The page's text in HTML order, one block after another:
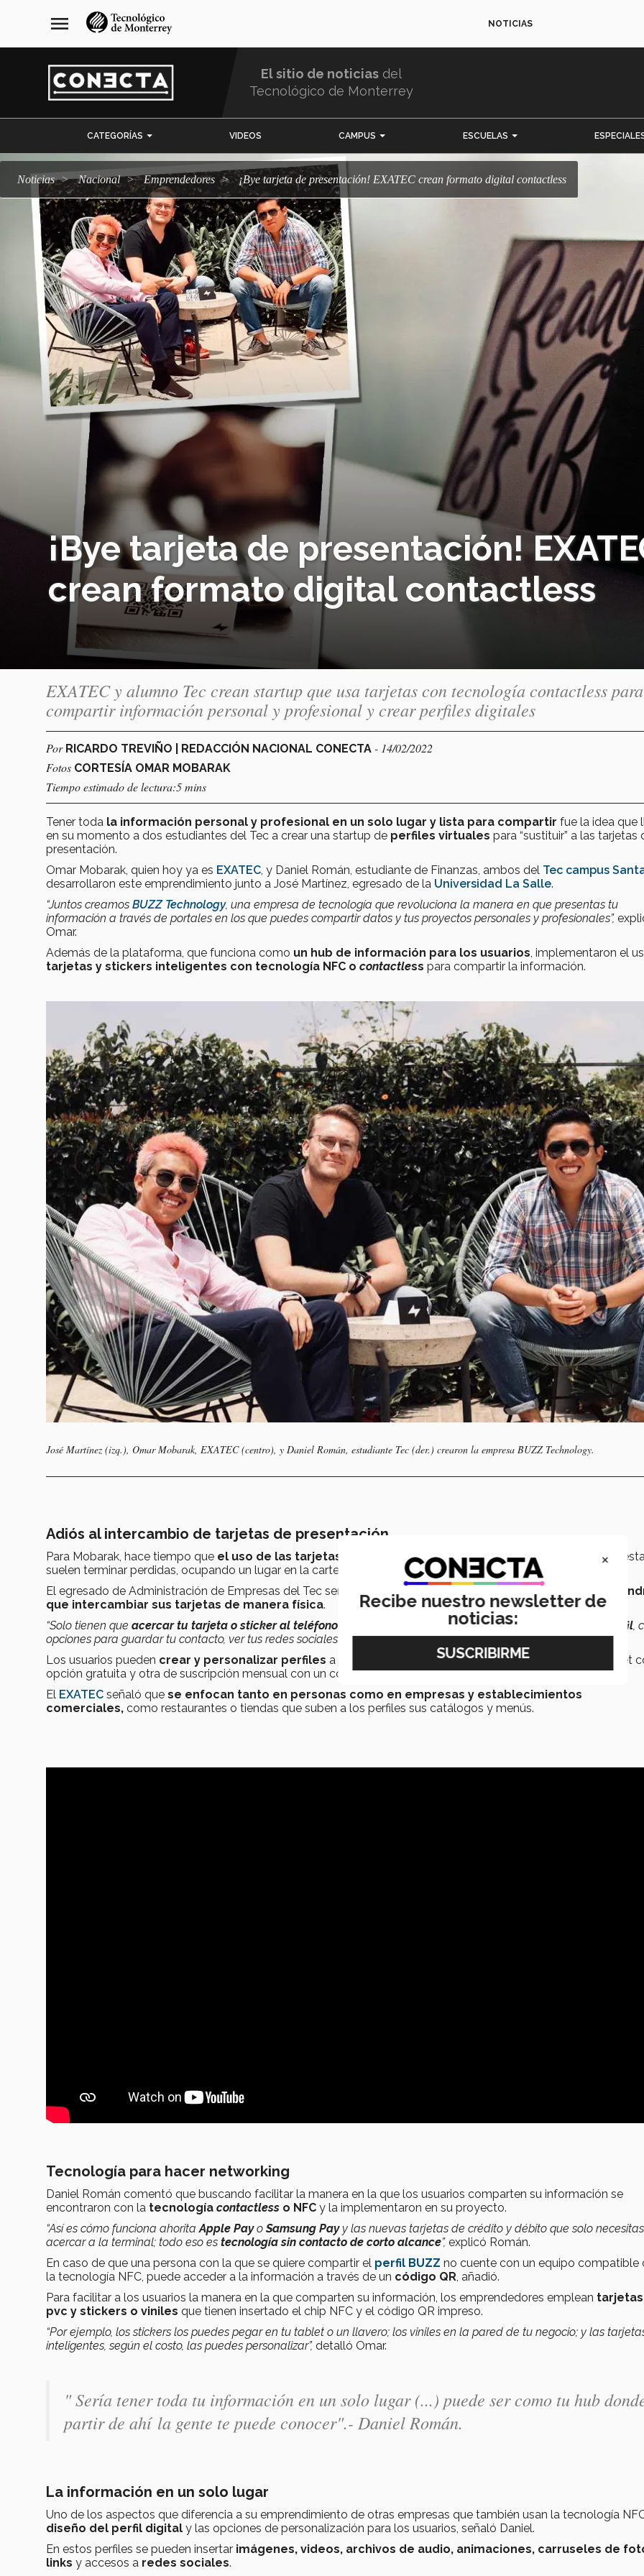
navegación
principal
menu NOTICIAS
El sitio de noticias del
Tecnológico de Monterrey
CATEGORÍAS VIDEOS CAMPUS ESCUELAS
Noticias Nacional emprendedores ¡Bye tarjeta de presentación! EXATEC crean formato digital contactless
¡Bye tarjeta de presentación!
crean formato digital contactless
EXATEC y alumno Tec crean startup que usa tarjetas con tecnología contactless para
compartir información personal y profesional y crear perfiles digitales
Por RICARDO TREVIÑO | REDACCIÓN NACIONAL CONECTA - 14/02/2022
Fotos CORTESÍA OMAR MOBARAK
Tiempo estimado de lectura:5 mins
Tener toda la información personal y profesional en un solo lugar y lista para compartir fue la idea que
en su momento a dos estudiantes del Tec a crear una startup de perfiles virtuales para “sustituir” a las tarjetas
presentación.
Omar Mobarak, quien hoy ya es EXATEC , y Daniel Román, estudiante de Finanzas, ambos del Tec campus
desarrollaron este emprendimiento junto a José Martínez, egresado de la Universidad La Salle.
“Juntos creamos BUZZ Technology, una empresa de tecnología que revoluciona la manera en que presentas tu
información a través de portales en los que puedes compartir datos y tus proyectos personales y profesionales”,
Omar.
Además de la plataforma, que funciona como un hub de información para los usuarios , implementaron el
tarjetas y stickers inteligentes con tecnología NFC o contactless para compartir la información.
José Martínez (izq.), Omar Mobarak, EXATEC (centro), y Daniel Román, estudiante Tec (der.) crearon la empresa BUZZ Technology.
Adiós al intercambio de tarjetas de presentación
Para Mobarak, hace tiempo que el uso de las tarjetas de presentación requería una renovación
pues
suelen terminar perdidas, ocupando un lugar en la cartera u olvidadas en un buró.
El egresado de Administración de Empresas del Tec señaló que con su emprendimiento los usuarios
ya no
que intercambiar sus tarjetas de manera física.
“Solo tienen que acercar tu tarjeta o sticker al teléfono de la otra persona para que pueda acceder a tu perfil,
opciones para guardar tu contacto, ver tus redes sociales o enviar un mensaje a tu Whatsapp”,explicó.
Los usuarios pueden crear y personalizar perfiles a los que se accede a través de un navegador de internet
opción gratuita y otra de suscripción mensual con un costo de 40 pesos.
El EXATEC señaló que se enfocan tanto en personas como en empresas y establecimientos
comerciales, como restaurantes o tiendas que suben a los perfiles sus catálogos y menús.
Tecnología para hacer networking
Daniel Román comentó que buscando facilitar la manera en la que los usuarios comparten su información se
encontraron con la tecnología contactless o NFC y la implementaron en su proyecto.
“Así es cómo funciona ahoritaApple PayoSamsung Payy las nuevas tarjetas de crédito y débito que solo necesitas
acercar a la terminal; todo eso es tecnología sin contacto de corto alcance”, explicó Román.
En caso de que una persona con la que se quiere compartir el perfil BUZZ no cuente con un equipo compatible
la tecnología NFC, puede acceder a la información a través de un código QR, añadió.
Para facilitar a los usuarios la manera en la que comparten su información, los emprendedores emplean
pvc y stickers o viniles que tienen insertado el chip NFC y el código QR impreso.
“Por ejemplo, los stickers los puedes pegar en tu tablet o un llavero; los viniles en la pared de tu negocio; y las
inteligentes, según el costo, las puedes personalizar”, detalló Omar.
" Sería tener toda tu información en un solo lugar (...) puede ser como tu hub
partir de ahí la gente te puede conocer".- Daniel Román.
La información en un solo lugar
Uno de los aspectos que diferencia a su emprendimiento de otras empresas que también usan la tecnología
diseño del perfil digital y las opciones de personalización para los usuarios, señaló Daniel.
En estos perfiles se pueden insertar imágenes, videos, archivos de audio, animaciones, carruseles de
links y accesos a redes sociales.
×
Recibe nuestro newsletter de
noticias: